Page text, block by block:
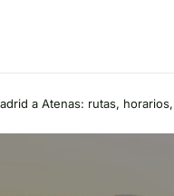
a Atenas: rutas,